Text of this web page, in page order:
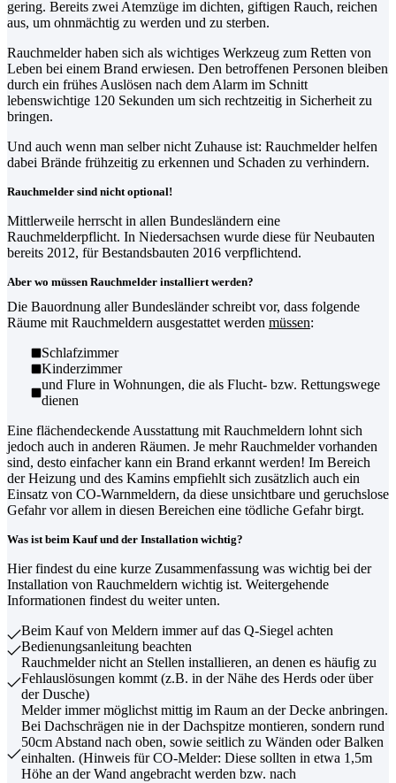
gering. Bereits zwei Atemzüge im dichten, giftigen Rauch, reichen
aus, um ohnmächtig zu werden und zu sterben.
Rauchmelder haben sich als wichtiges Werkzeug zum Retten von
Leben bei einem Brand erwiesen. Den betroffenen Personen bleiben
durch ein frühes Auslösen nach dem Alarm im Schnitt
lebenswichtige 120 Sekunden um sich rechtzeitig in Sicherheit zu
bringen.
Und auch wenn man selber nicht Zuhause ist: Rauchmelder helfen
dabei Brände frühzeitig zu erkennen und Schaden zu verhindern.
Rauchmelder sind nicht optional!
Mittlerweile herrscht in allen Bundesländern eine
Rauchmelderpflicht. In Niedersachsen wurde diese für Neubauten
bereits 2012, für Bestandsbauten 2016 verpflichtend.
Aber wo müssen Rauchmelder installiert werden?
Die Bauordnung aller Bundesländer schreibt vor, dass folgende
Räume mit Rauchmeldern ausgestattet werden müssen:
Schlafzimmer
Kinderzimmer
und Flure in Wohnungen, die als Flucht- bzw. Rettungswege
dienen
Eine flächendeckende Ausstattung mit Rauchmeldern lohnt sich
jedoch auch in anderen Räumen. Je mehr Rauchmelder vorhanden
sind, desto einfacher kann ein Brand erkannt werden! Im Bereich
der Heizung und des Kamins empfiehlt sich zusätzlich auch ein
Einsatz von CO-Warnmeldern, da diese unsichtbare und geruchslose
Gefahr vor allem in diesen Bereichen eine tödliche Gefahr birgt.
Was ist beim Kauf und der Installation wichtig?
Hier findest du eine kurze Zusammenfassung was wichtig bei der
Installation von Rauchmeldern wichtig ist. Weitergehende
Informationen findest du weiter unten.
Beim Kauf von Meldern immer auf das Q-Siegel achten
Bedienungsanleitung beachten
Rauchmelder nicht an Stellen installieren, an denen es häufig zu
Fehlauslösungen kommt (z.B. in der Nähe des Herds oder über
der Dusche)
Melder immer möglichst mittig im Raum an der Decke anbringen.
Bei Dachschrägen nie in der Dachspitze montieren, sondern rund
50cm Abstand nach oben, sowie seitlich zu Wänden oder Balken
einhalten. (Hinweis für CO-Melder: Diese sollten in etwa 1,5m
Höhe an der Wand angebracht werden bzw. nach